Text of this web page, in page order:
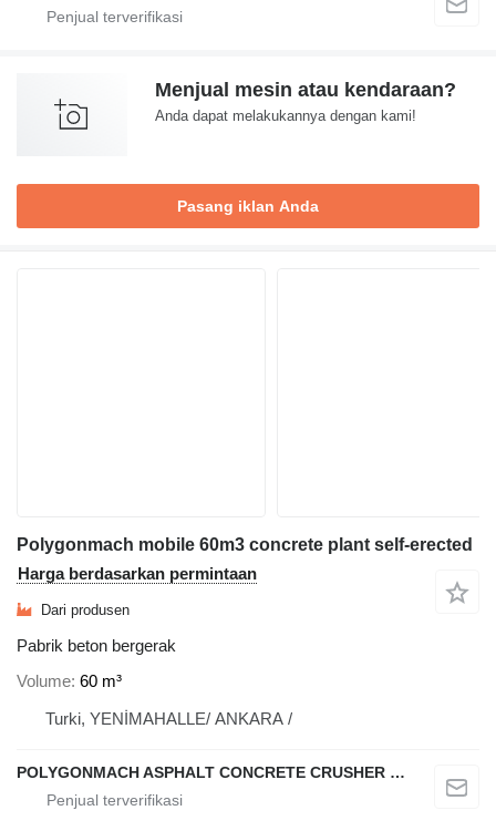
Menjual mesin atau kendaraan?
Anda dapat melakukannya dengan kami!
Pasang iklan Anda
Polygonmach mobile 60m3 concrete plant self-erected
Harga berdasarkan permintaan
Dari produsen
Pabrik beton bergerak
Volume 60 m³
Turki, YENİMAHALLE/ ANKARA /
POLYGONMACH ASPHALT CONCRETE CRUSHER SYSTEMS